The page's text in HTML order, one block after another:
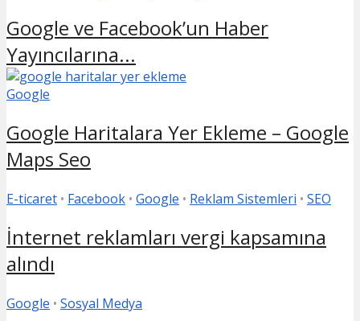
Google ve Facebook’un Haber
Yayıncılarına...
Google
Google Haritalara Yer Ekleme – Google
Maps Seo
E-ticaret • Facebook • Google • Reklam Sistemleri • SEO
İnternet reklamları vergi kapsamına
alındı
Google • Sosyal Medya